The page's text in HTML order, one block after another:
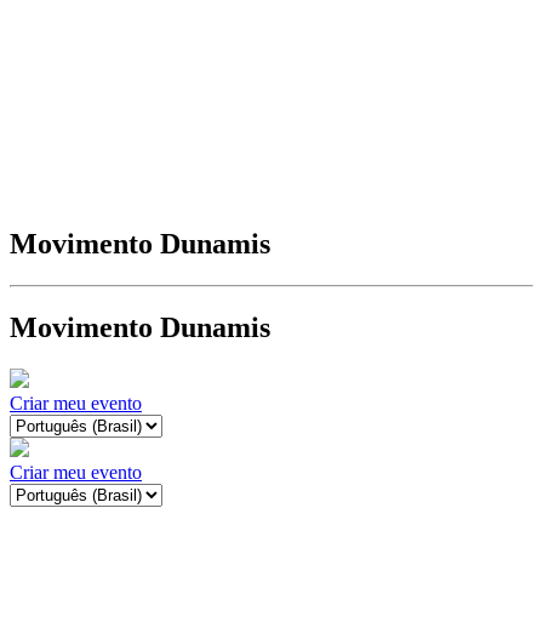
Movimento Dunamis
Movimento Dunamis
Criar meu evento
Criar meu evento